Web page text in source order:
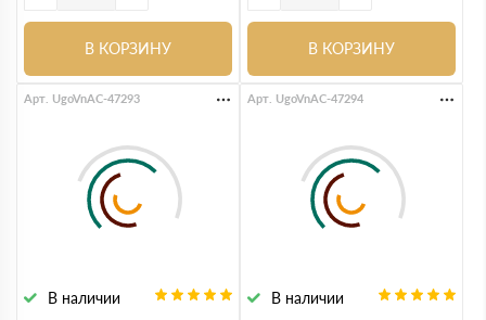
В КОРЗИНУ В КОРЗИНУ
В наличии
Арт. UgoVnAC-47293
В наличии
Арт. UgoVnAC-47294